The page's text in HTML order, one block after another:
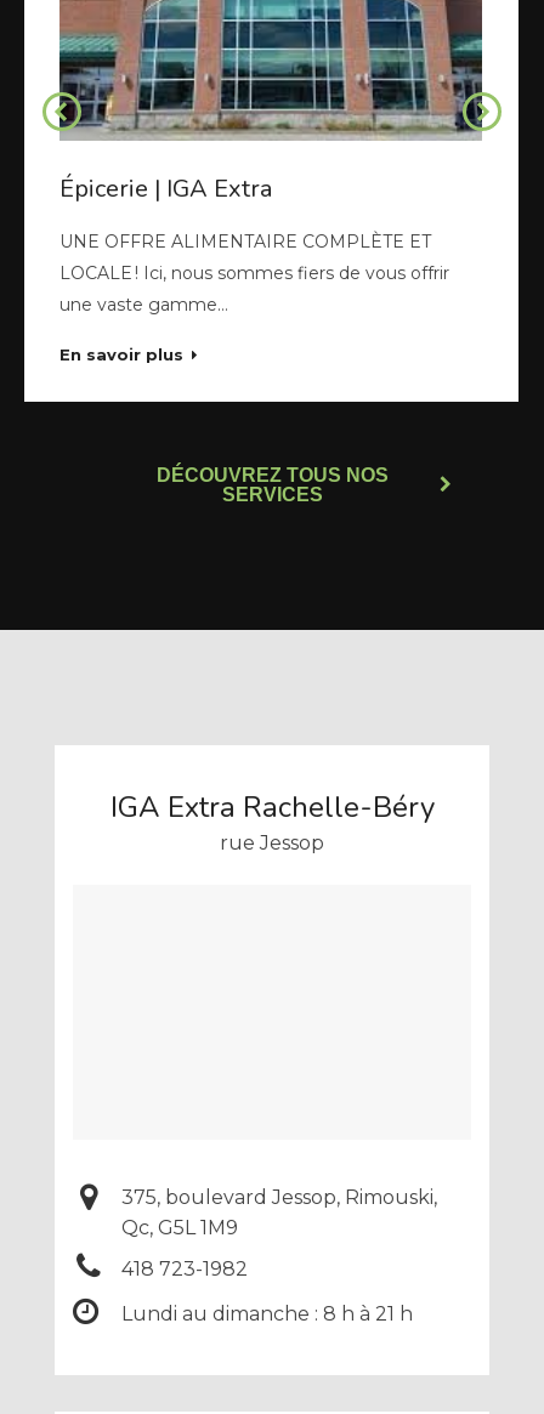
Épicerie | IGA Extra
UNE OFFRE ALIMENTAIRE COMPLÈTE ET
LOCALE ! Ici, nous sommes fiers de vous offrir
une vaste gamme…
En savoir plus
DÉCOUVREZ TOUS NOS
SERVICES
IGA Extra Rachelle-Béry
rue Jessop
375, boulevard Jessop, Rimouski,
Qc, G5L 1M9
418 723-1982
Lundi au dimanche : 8 h à 21 h